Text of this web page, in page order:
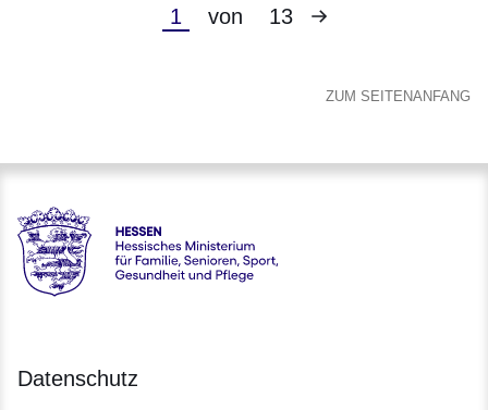
Aktuelle
1 von 13
Nächste
ZUM SEITENANFANG
Hessen - Hessisches Ministerium für Familie, Senioren,
Datenschutz